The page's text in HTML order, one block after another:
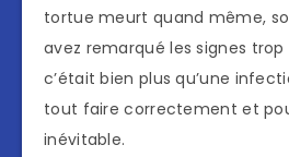
tortue meurt quand même,
avez remarqué les signes
c’était bien plus qu’une
tout faire correctement et
inévitable.